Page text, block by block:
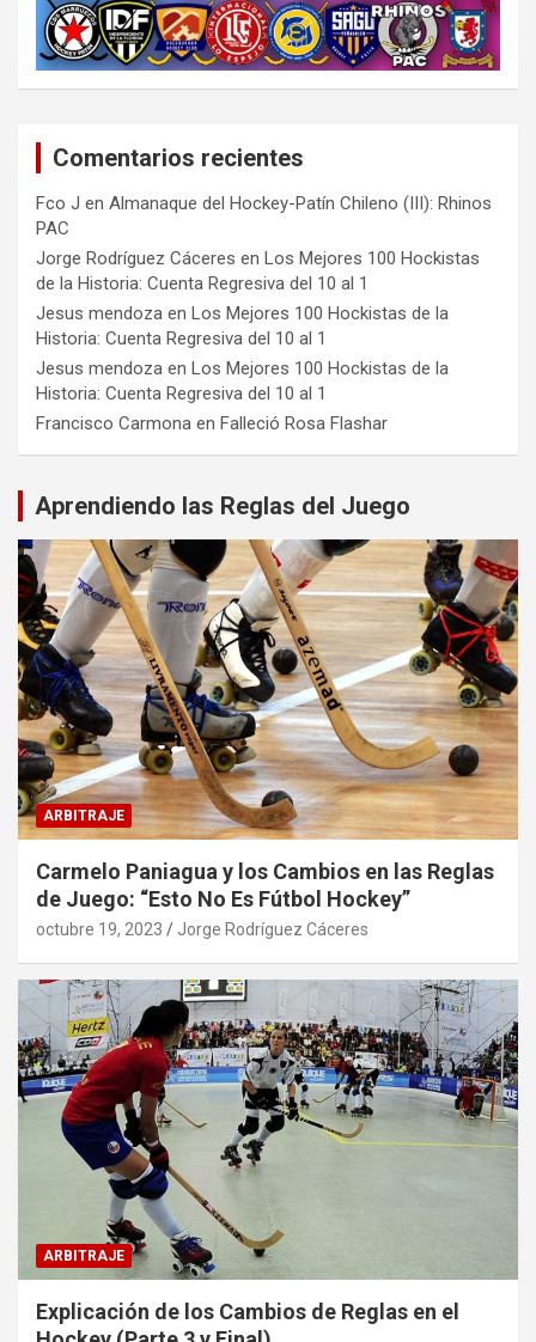
Comentarios recientes
Fco J en Almanaque del Hockey-Patín Chileno (III): Rhinos
PAC
Jorge Rodríguez Cáceres en Los Mejores 100 Hockistas
de la Historia: Cuenta Regresiva del 10 al 1
Jesus mendoza en Los Mejores 100 Hockistas de la
Historia: Cuenta Regresiva del 10 al 1
Jesus mendoza en Los Mejores 100 Hockistas de la
Historia: Cuenta Regresiva del 10 al 1
Francisco Carmona en Falleció Rosa Flashar
Aprendiendo las Reglas del Juego
ARBITRAJE
Carmelo Paniagua y los Cambios en las Reglas
de Juego: “Esto No Es Fútbol Hockey”
octubre 19, 2023 Jorge Rodríguez Cáceres
ARBITRAJE
Explicación de los Cambios de Reglas en el